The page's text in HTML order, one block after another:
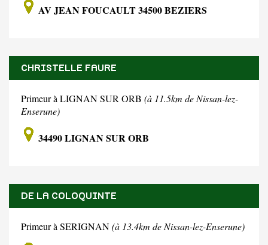
AV JEAN FOUCAULT 34500 BEZIERS
CHRISTELLE FAURE
Primeur à LIGNAN SUR ORB (à 11.5km de Nissan-lez-
Enserune)
34490 LIGNAN SUR ORB
DE LA COLOQUINTE
Primeur à SERIGNAN(à 13.4km de Nissan-lez-Enserune)